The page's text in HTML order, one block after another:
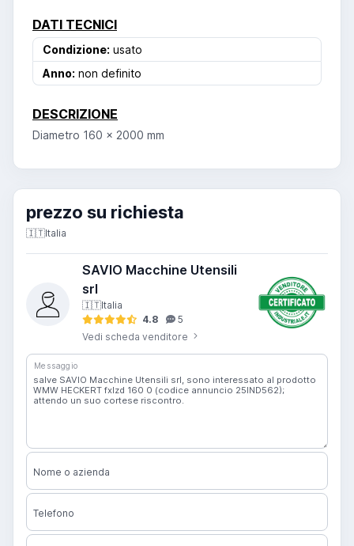
DATI TECNICI
Condizione: usato
Anno: non definito
DESCRIZIONE
Diametro 160 x 2000 mm
prezzo su richiesta
🇮🇹Italia
SAVIO Macchine Utensili
srl
🇮🇹Italia
4.8
5
Vedi scheda venditore
Messaggio
Nome o azienda
Telefono